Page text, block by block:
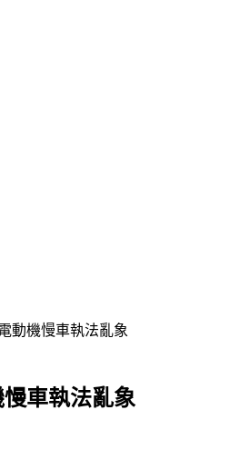
動機慢車執法亂象
車執法亂象